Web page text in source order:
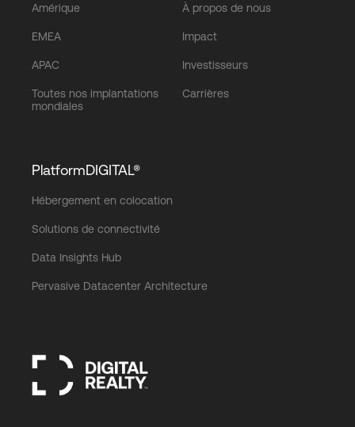
Amérique
EMEA
APAC
Toutes nos implantations
mondiales
À propos de nous
Impact
Investisseurs
Carrières
PlatformDIGITAL®
Hébergement en colocation
Solutions de connectivité
Data Insights Hub
Pervasive Datacenter Architecture